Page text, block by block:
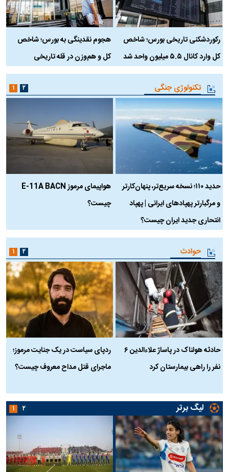
رکوردشکنی تاریخی بورس؛ شاخص
کل وارد کانال ۵.۵ میلیون واحد شد
هجوم نقدینگی به بورس؛ شاخص
کل و هم‌وزن در قله تاریخی
تکنولوژی جنگی
حدید ۱۱۰؛ نسخه سریع‌تر، پنهان‌کارتر
و مرگبارتر پهپادهای ایرانی | پهپاد
انتحاری جدید ایران چیست؟
هواپیمای مرموز E-11A BACN
چیست؟
۱ ۲
حوادث
حادثه هولناک در پاساژ علاءالدین ۶
نفر را راهی بیمارستان کرد
ردپای سیاست در یک جنایت مرموز؛
ماجرای قتل مداح معروف چیست؟
۱ ۲
لیگ برتر ۱ ۲